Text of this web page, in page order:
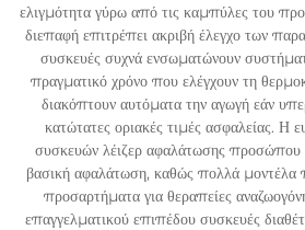
ελιγμότητα γύρω από τις καμπύλες του
διεπαφή επιτρέπει ακριβή έλεγχο των
συσκευές συχνά ενσωματώνουν
πραγματικό χρόνο που ελέγχουν τη
διακόπτουν αυτόματα την αγωγή εάν
κατώτατες οριακές τιμές ασφαλείας. Η
συσκευών λέιζερ αφαλάτωσης προσώπου
βασική αφαλάτωση, καθώς πολλά μοντέλα
προσαρτήματα για θεραπείες
επαγγελματικού επιπέδου συσκευές